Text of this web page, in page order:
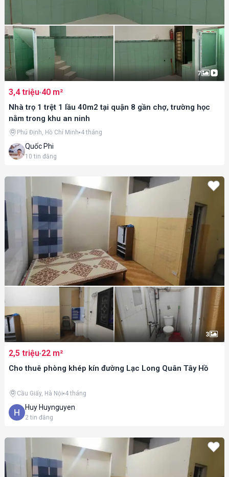
7
3,4 triệu 40 m²
Nhà trọ 1 trệt 1 lầu 40m2 tại quận 8 gần chợ, trường học
nằm trong khu an ninh
Quốc Phi
10 tin đăng
Phú Định, Hồ Chí Minh 4 tháng
3
2,5 triệu 22 m²
Cho thuê phòng khép kín đường Lạc Long Quân Tây Hồ
Huy Huynguyen
2tin đăng
Cầu Giấy, Hà Nội 4 tháng